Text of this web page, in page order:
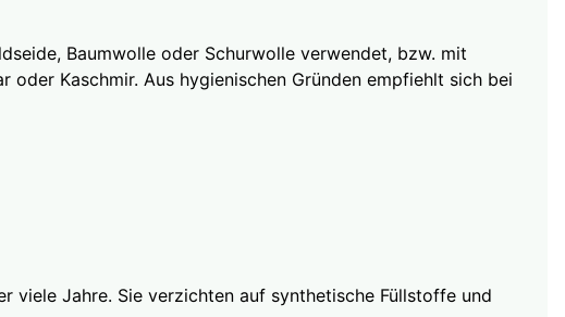
Baumwolle oder Schurwolle verwendet, bzw. mit
oder Kaschmir. Aus hygienischen Gründen empfiehlt sich bei
viele Jahre. Sie verzichten auf synthetische Füllstoffe und